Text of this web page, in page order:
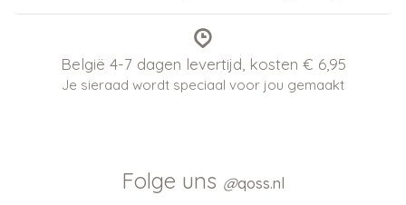
België 4-7 dagen levertijd, kosten € 6,95
Je sieraad wordt speciaal voor jou gemaakt
Folge uns @qoss.nl